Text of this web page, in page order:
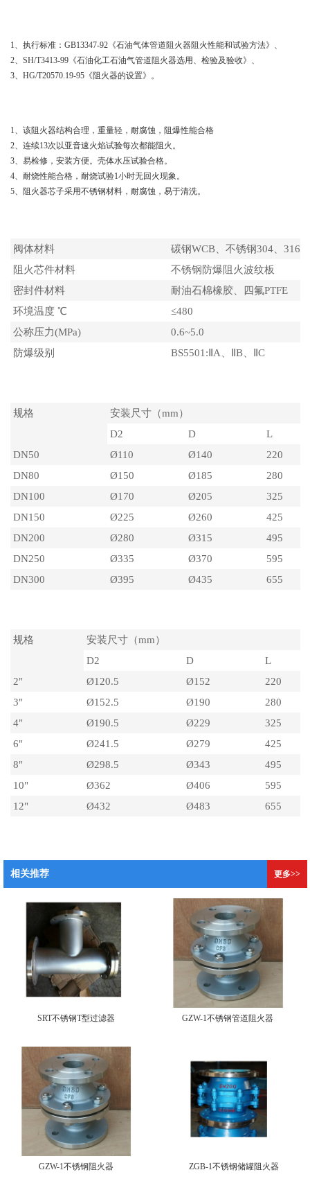
1、执行标准：GB13347-92《石油气体管道阻火器阻火性能和试验方法》、
2、SH/T3413-99《石油化工石油气管道阻火器选用、检验及验收》、
3、HG/T20570.19-95《阻火器的设置》。
1、该阻火器结构合理，重量轻，耐腐蚀，阻爆性能合格
2、连续13次以亚音速火焰试验每次都能阻火。
3、易检修，安装方便。壳体水压试验合格。
4、耐烧性能合格，耐烧试验1小时无回火现象。
5、阻火器芯子采用不锈钢材料，耐腐蚀，易于清洗。
阀体材料
碳钢WCB、不锈钢304、316、
阻火芯件材料
不锈钢防爆阻火波纹板
密封件材料
耐油石棉橡胶、四氟PTFE
环境温度 ℃
≤480
公称压力(MPa)
0.6~5.0
防爆级别
BS5501:ⅡA、ⅡB、ⅡC
规格
安装尺寸（mm）
D2
D
L
DN50
Ø110 Ø140
220
DN80
Ø150 Ø185
280
DN100
Ø170 Ø205
325
DN150
Ø225 Ø260
425
DN200
Ø280 Ø315
495
DN250
Ø335 Ø370
595
DN300
Ø395 Ø435 655
规格
安装尺寸（mm）
D2
D
L
2"
Ø120.5 Ø152
220
3"
Ø152.5 Ø190
280
4"
Ø190.5 Ø229
325
6"
Ø241.5 Ø279
425
8"
Ø298.5 Ø343
495
10"
Ø362 Ø406
595
12"
Ø432 Ø483 655
相关推荐 更多>>
SRT不锈钢T型过滤器 GZW-1不锈钢管道阻火器
GZW-1不锈钢阻火器 ZGB-1不锈钢储罐阻火器